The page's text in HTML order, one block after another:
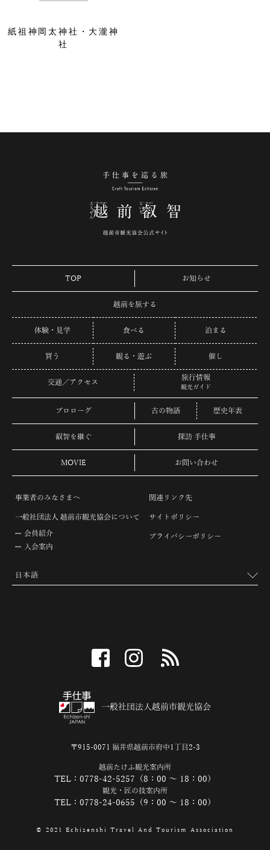
紙祖神岡太神社・大瀧神
社
TOP お知らせ
越前を旅する
体験・見学 食べる 泊まる
買う 観る・遊ぶ 催し
交通／アクセス
旅行情報
観光ガイド
プロローグ 古の物語 歴史年表
叡智を継ぐ 探訪 手仕事
MOVIE お問い合わせ
事業者のみなさまへ
一般社団法人 越前市観光協会について
会員紹介
入会案内
関連リンク先
サイトポリシー
プライバシーポリシー
facebook instagram
一般社団法人越前市観光協会
〒915-0071 福井県越前市府中1丁目2-3
越前たけふ観光案内所
TEL：0778-42-5257（8：00 ～ 18：00）
観光・匠の技案内所
TEL：0778-24-0655（9：00 ～ 18：00）
© 2021 Echizenshi Travel And Tourism Association